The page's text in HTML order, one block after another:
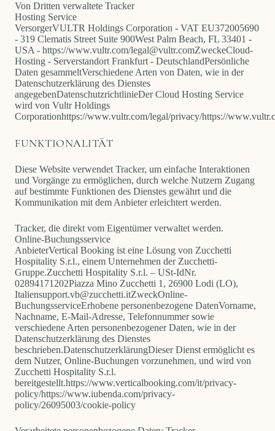
Von Dritten verwaltete Tracker
Hosting Service
VersorgerVULTR Holdings Corporation - VAT EU372005690
- 319 Clematis Street Suite 900West Palm Beach, FL 33401 -
USA - https://www.vultr.com/legal@vultr.comZweckeCloud-
Hosting - Serverstandort Frankfurt - DeutschlandPersönliche
Daten gesammeltVerschiedene Arten von Daten, wie in der
Datenschutzerklärung des Dienstes
angegebenDatenschutzrichtlinieDer Cloud Hosting Service
wird von Vultr Holdings
Corporationhttps://www.vultr.com/legal/privacy/https://
FUNKTIONALITÄT
Diese Website verwendet Tracker, um einfache Interaktionen
und Vorgänge zu ermöglichen, durch welche Nutzern Zugang
auf bestimmte Funktionen des Dienstes gewährt und die
Kommunikation mit dem Anbieter erleichtert werden.
Tracker, die direkt vom Eigentümer verwaltet werden.
Online-Buchungsservice
AnbieterVertical Booking ist eine Lösung von Zucchetti
Hospitality S.r.l., einem Unternehmen der Zucchetti-
Gruppe.Zucchetti Hospitality S.r.l. – USt-IdNr.
02894171202Piazza Mino Zucchetti 1, 26900 Lodi (LO),
Italiensupport.vb@zucchetti.itZweckOnline-
BuchungsserviceErhobene personenbezogene DatenVorname,
Nachname, E-Mail-Adresse, Telefonnummer sowie
verschiedene Arten personenbezogener Daten, wie in der
Datenschutzerklärung des Dienstes
beschrieben.DatenschutzerklärungDieser Dienst ermöglicht es
dem Nutzer, Online-Buchungen vorzunehmen, und wird von
Zucchetti Hospitality S.r.l.
bereitgestellt.https://www.verticalbooking.com/it/privacy-
policy/https://www.iubenda.com/privacy-
policy/26095003/cookie-policy